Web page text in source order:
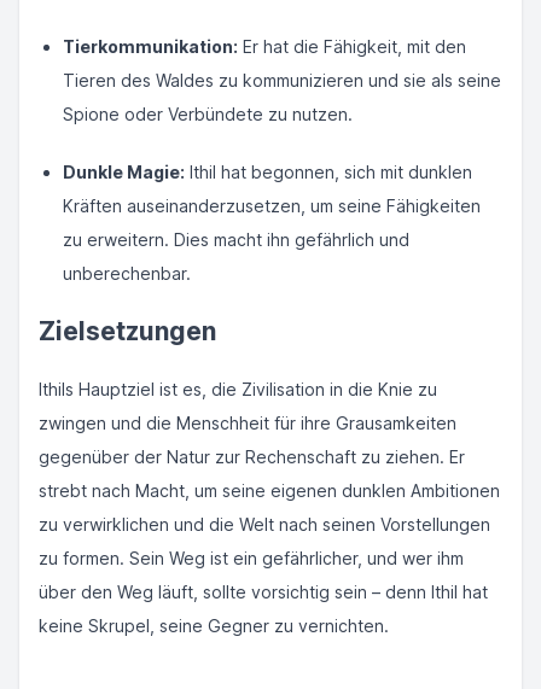
Tierkommunikation: Er hat die Fähigkeit, mit den
Tieren des Waldes zu kommunizieren und sie als seine
Spione oder Verbündete zu nutzen.
Dunkle Magie: Ithil hat begonnen, sich mit dunklen
Kräften auseinanderzusetzen, um seine Fähigkeiten
zu erweitern. Dies macht ihn gefährlich und
unberechenbar.
Zielsetzungen
Ithils Hauptziel ist es, die Zivilisation in die Knie zu
zwingen und die Menschheit für ihre Grausamkeiten
gegenüber der Natur zur Rechenschaft zu ziehen. Er
strebt nach Macht, um seine eigenen dunklen Ambitionen
zu verwirklichen und die Welt nach seinen Vorstellungen
zu formen. Sein Weg ist ein gefährlicher, und wer ihm
über den Weg läuft, sollte vorsichtig sein – denn Ithil hat
keine Skrupel, seine Gegner zu vernichten.